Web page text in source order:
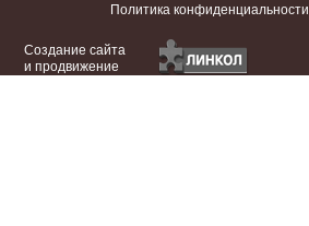
Политика конфиденциальности
Создание сайта
и продвижение